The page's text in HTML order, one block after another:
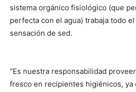
sistema orgánico fisiológico (que
perfecta con el agua) trabaja todo
sensación de sed.
“Es nuestra responsabilidad
fresco en recipientes higiénicos, ya